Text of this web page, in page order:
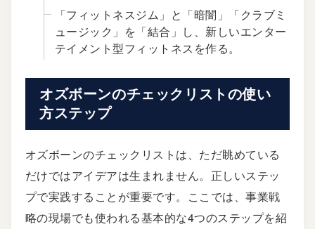
「フィットネスジム」と「暗闇」「クラブミ
ュージック」を「結合」し、新しいエンター
テイメント型フィットネスを作る。
オズボーンのチェックリストの使い
方ステップ
オズボーンのチェックリストは、ただ眺めている
だけではアイデアは生まれません。正しいステッ
プで実践することが重要です。ここでは、事業戦
略の現場でも使われる基本的な4つのステップを紹